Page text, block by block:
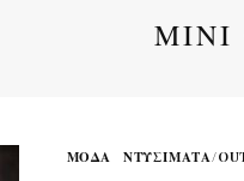
ΜΟΔΑ ΝΤΥΣΊΜΑΤΑ/